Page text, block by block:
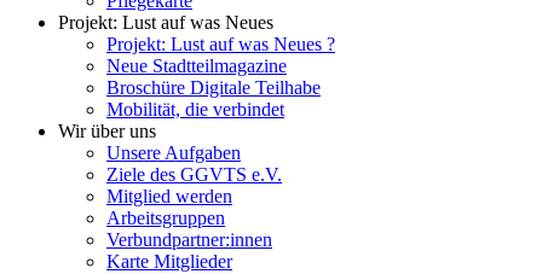
Projekt: Lust auf was Neues
Projekt: Lust auf was Neues ?
Neue Stadtteilmagazine
Broschüre Digitale Teilhabe
Mobilität, die verbindet
Wir über uns
Unsere Aufgaben
Ziele des GGVTS e.V.
Mitglied werden
Arbeitsgruppen
Verbundpartner:innen
Karte Mitglieder